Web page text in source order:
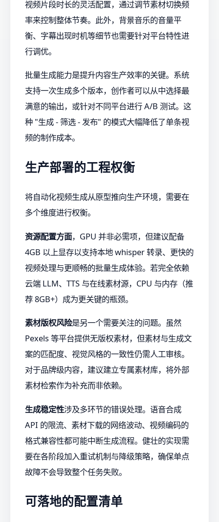
视频片段时长的灵活配置，通过调节素材切换频
率来控制整体节奏。此外，背景音乐的音量平
衡、字幕出现时机等细节也需要针对平台特性进
行调优。
批量生成能力是提升内容生产效率的关键。系统
支持一次生成多个版本，创作者可以从中选择最
满意的输出，或针对不同平台进行 A/B 测试。这
种 "生成 - 筛选 - 发布" 的模式大幅降低了单条视
频的制作成本。
生产部署的工程权衡
将自动化视频生成从原型推向生产环境，需要在
多个维度进行权衡。
资源配置方面，GPU 并非必需项，但建议配备
4GB 以上显存以支持本地 whisper 转录、更快的
视频处理与更顺畅的批量生成体验。若完全依赖
云端 LLM、TTS 与在线素材源，CPU 与内存（推
荐 8GB+）成为更关键的瓶颈。
素材版权风险是另一个需要关注的问题。虽然
Pexels 等平台提供无版权素材，但素材与生成文
案的匹配度、视觉风格的一致性仍需人工审核。
对于品牌级内容，建议建立专属素材库，将外部
素材检索作为补充而非依赖。
生成稳定性涉及多环节的错误处理。语音合成
API 的限流、素材下载的网络波动、视频编码的
格式兼容性都可能中断生成流程。健壮的实现需
要在各阶段加入重试机制与降级策略，确保单点
故障不会导致整个任务失败。
可落地的配置清单